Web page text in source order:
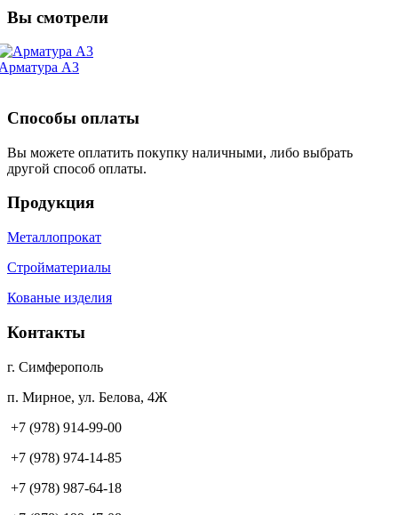
Вы смотрели
А3
Способы оплаты
Вы можете оплатить покупку наличными, либо выбрать
другой способ оплаты.
Продукция
Металлопрокат
Стройматериалы
Кованые изделия
Контакты
г. Симферополь
п. Мирное, ул. Белова, 4Ж
+7 (978) 914-99-00
+7 (978) 974-14-85
+7 (978) 987-64-18